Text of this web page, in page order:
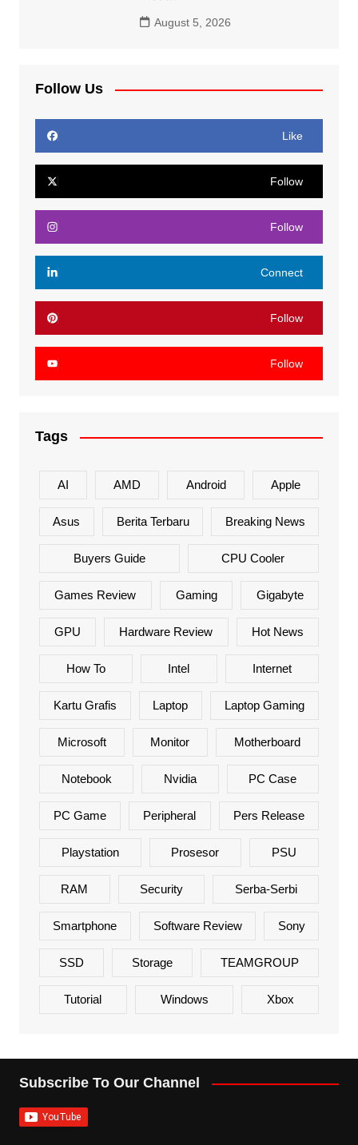
August 5, 2026
Follow Us
Like
Follow
Follow
Connect
Follow
Follow
Tags
AI AMD Android Apple
Asus Berita Terbaru Breaking News
Buyers Guide CPU Cooler
Games Review Gaming Gigabyte
GPU Hardware Review Hot News
How To Intel Internet
Kartu Grafis Laptop Laptop Gaming
Microsoft Monitor Motherboard
Notebook Nvidia PC Case
PC Game Peripheral Pers Release
Playstation Prosesor PSU
RAM Security Serba-Serbi
Smartphone Software Review Sony
SSD Storage TEAMGROUP
Tutorial Windows Xbox
Subscribe To Our Channel